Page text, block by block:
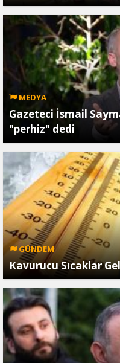
MEDYA
Gazeteci İsmail
"perhiz" dedi
GÜNDEM
Kavurucu Sıcaklar